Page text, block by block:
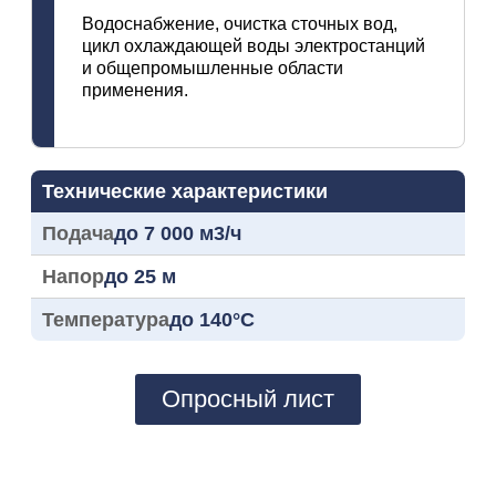
Водоснабжение, очистка сточных вод,
цикл охлаждающей воды электростанций
и общепромышленные области
применения.
Технические характеристики
Подачадо 7 000 м3/ч
Напордо 25 м
Температурадо 140°C
Опросный лист